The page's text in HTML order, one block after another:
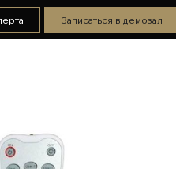
Записаться в демозал